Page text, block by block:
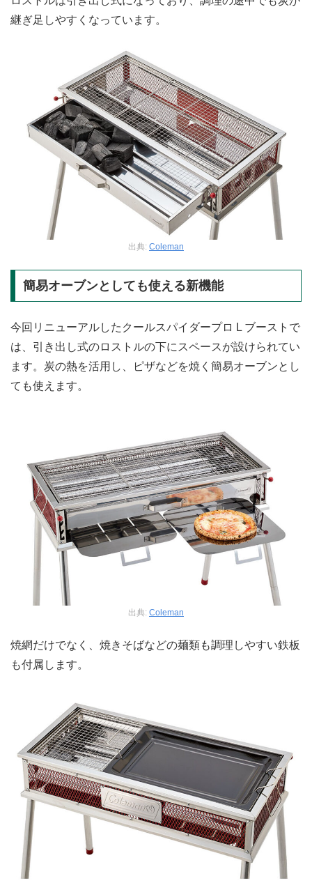
継ぎ足しやすくなっています。
出典: Coleman
簡易オーブンとしても使える新機能
今回リニューアルしたクールスパイダープロ L ブーストで
は、引き出し式のロストルの下にスペースが設けられてい
ます。炭の熱を活用し、ピザなどを焼く簡易オーブンとし
ても使えます。
出典: Coleman
焼網だけでなく、焼きそばなどの麺類も調理しやすい鉄板
も付属します。